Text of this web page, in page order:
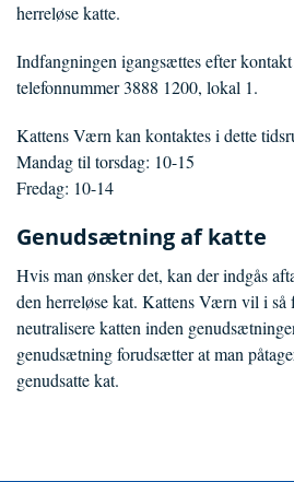
herreløse katte.
Indfangningen igangsættes efter
telefonnummer 3888 1200, lokal 1.
Kattens Værn kan kontaktes i dette
Mandag til torsdag: 10-15
Fredag: 10-14
Genudsætning af katte
Hvis man ønsker det, kan der indgås
den herreløse kat. Kattens Værn vil i så
neutralisere katten inden
genudsætning forudsætter at man
genudsatte kat.